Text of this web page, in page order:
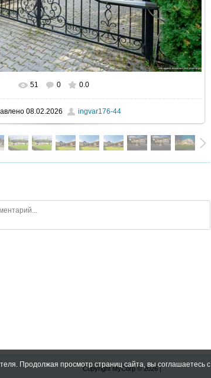
реальном размере 1600x1067
51 0 0.0
08.02.2026 ingvar176-44
Copyright MyCorp © 2026|
Продолжая просмотр страниц сайта, вы соглашаетесь с